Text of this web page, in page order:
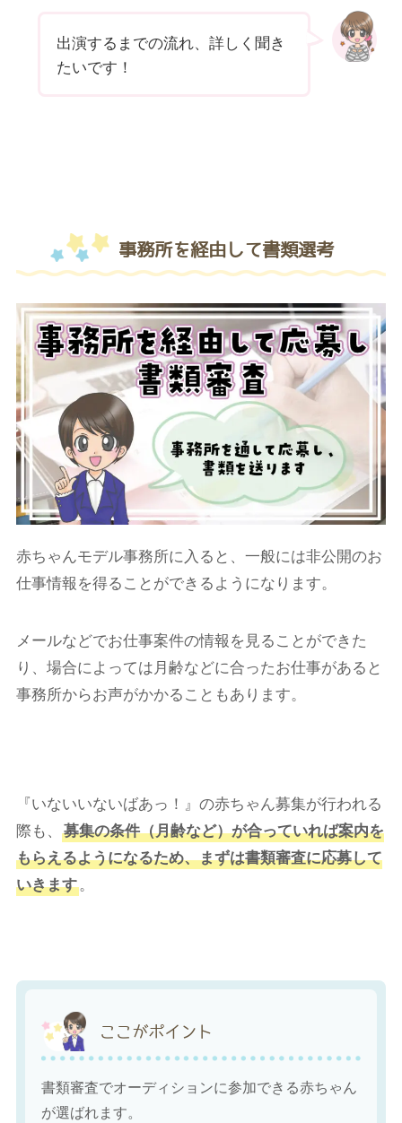
出演するまでの流れ、詳しく聞き
たいです！
事務所を経由して書類選考
赤ちゃんモデル事務所に入ると、一般には非公開のお
仕事情報を得ることができるようになります。
メールなどでお仕事案件の情報を見ることができた
り、場合によっては月齢などに合ったお仕事があると
事務所からお声がかかることもあります。
『いないいないばあっ！』の赤ちゃん募集が行われる
際も、 募集の条件（月齢など）が合っていれば案内を
もらえるようになるため、まずは書類審査に応募して
いきます。
ここがポイント
書類審査でオーディションに参加できる赤ちゃん
が選ばれます。